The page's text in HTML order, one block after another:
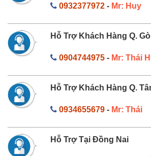
0932377972- Mr: Huy
Hỗ Trợ Khách Hàng Q.
0904744975- Mr: Thái
Hỗ Trợ Khách Hàng Q.
0934655679- Mr: Thái
Hỗ Trợ Tại Đồng Nai